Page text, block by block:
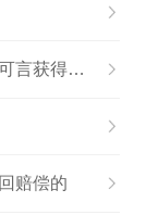
亚马逊澳洲站怎么获取流量？有哪些技巧可言获得流量？
赔偿的